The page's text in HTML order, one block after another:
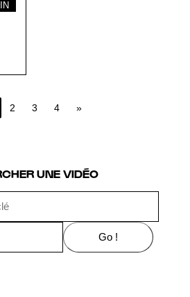
2 3 4 »
UNE VIDÉO